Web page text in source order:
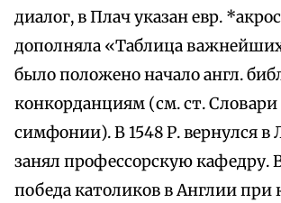
диалог, в Плач указан евр.
дополняла «Таблица
было положено начало англ.
конкорданциям (см. ст. Словари
симфонии). В 1548 Р. вернулся в
занял профессорскую кафедру.
победа католиков в Англии при